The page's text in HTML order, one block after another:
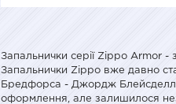
Запальнички серії Zippo Armor
Запальнички Zippo вже давно
Бредфорса - Джордж Блейсделл
оформлення, але залишилося